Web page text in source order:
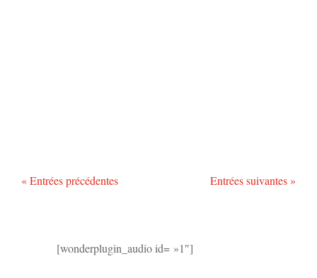
« Entrées précédentes Entrées suivantes »
[wonderplugin_audio id= »1″]